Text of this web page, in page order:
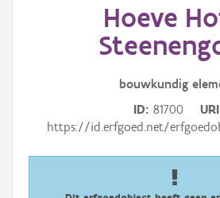
Aanduidingsobject
Gebeurtenis
Hoeve
bouwkundig
ID 81700
URI
https://id.erfgoed.net/